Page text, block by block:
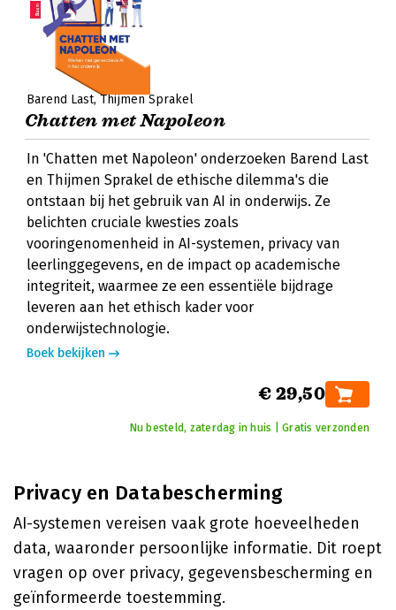
Barend Last Thijmen Sprakel
Chatten met Napoleon
In 'Chatten met Napoleon' onderzoeken Barend Last
en Thijmen Sprakel de ethische dilemma's die
ontstaan bij het gebruik van AI in onderwijs. Ze
belichten cruciale kwesties zoals
vooringenomenheid in AI-systemen, privacy van
leerlinggegevens, en de impact op academische
integriteit, waarmee ze een essentiële bijdrage
leveren aan het ethisch kader voor
onderwijstechnologie.
Boek bekijken
€ 29,50
Nu besteld, zaterdag in huis | Gratis verzonden
Privacy en Databescherming
AI-systemen vereisen vaak grote hoeveelheden
data, waaronder persoonlijke informatie. Dit roept
vragen op over privacy, gegevensbescherming en
geïnformeerde toestemming.